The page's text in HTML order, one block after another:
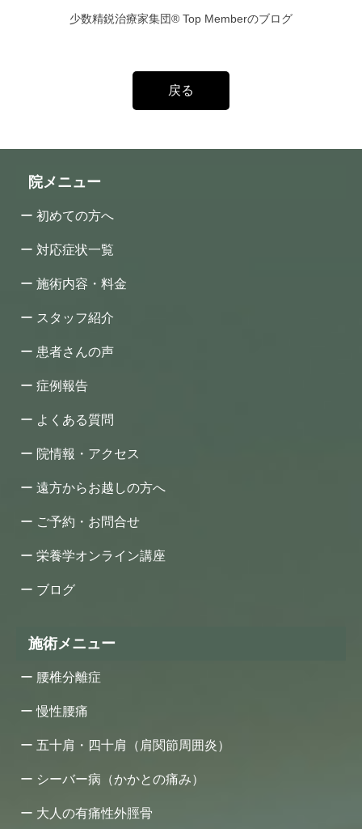
院メニュー
初めての方へ
対応症状一覧
施術内容・料金
スタッフ紹介
患者さんの声
症例報告
よくある質問
院情報・アクセス
遠方からお越しの方へ
ご予約・お問合せ
栄養学オンライン講座
ブログ
施術メニュー
腰椎分離症
慢性腰痛
五十肩・四十肩（肩関節周囲炎）
シーバー病（かかとの痛み）
大人の有痛性外脛骨
少数精鋭治療家集団® Top Memberのブログ
戻る